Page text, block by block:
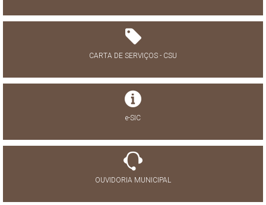
CARTA DE SERVIÇOS - CSU
e-SIC
OUVIDORIA MUNICIPAL